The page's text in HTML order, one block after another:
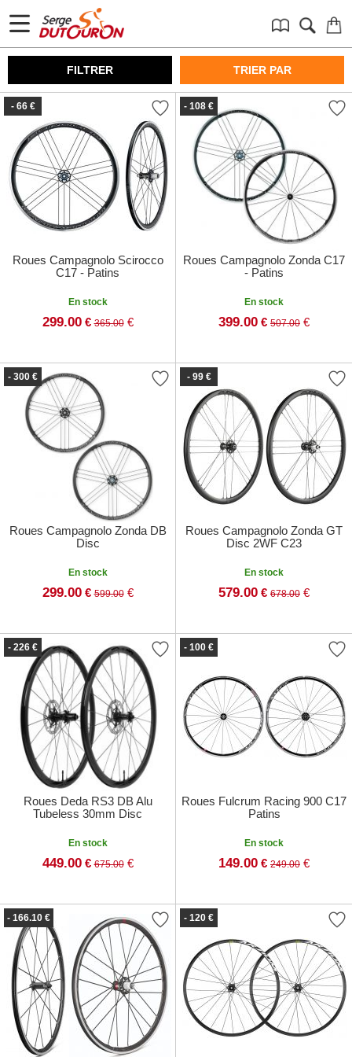
FILTRER TRIER PAR
- 66 €
Roues Campagnolo Scirocco
C17 - Patins
En stock
299.00 € 365.00€
- 108 €
Roues Campagnolo Zonda C17
- Patins
En stock
399.00 € 507.00 €
- 300 €
Roues Campagnolo Zonda DB
Disc
En stock
299.00 € 599.00€
- 99 €
Roues Campagnolo Zonda GT
Disc 2WF C23
En stock
579.00 € 678.00 €
- 226 €
Roues Deda RS3 DB Alu
Tubeless 30mm Disc
En stock
449.00 € 675.00€
- 100 €
Roues Fulcrum Racing 900 C17
Patins
En stock
149.00 € 249.00 €
- 166.10 € - 120 €